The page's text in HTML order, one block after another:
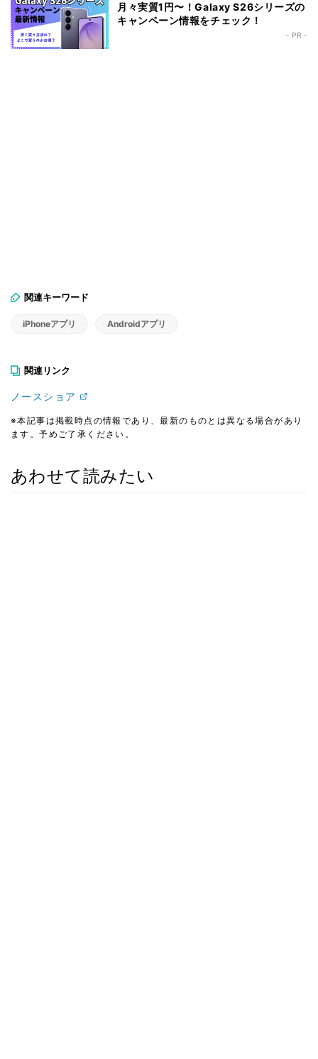
月々実質1円〜！Galaxy S26シリーズの
キャンペーン情報をチェック！
- PR -
関連キーワード
iPhoneアプリ Androidアプリ
関連リンク
ノースショア
※本記事は掲載時点の情報であり、最新のものとは異なる場合があり
ます。予めご了承ください。
あわせて読みたい